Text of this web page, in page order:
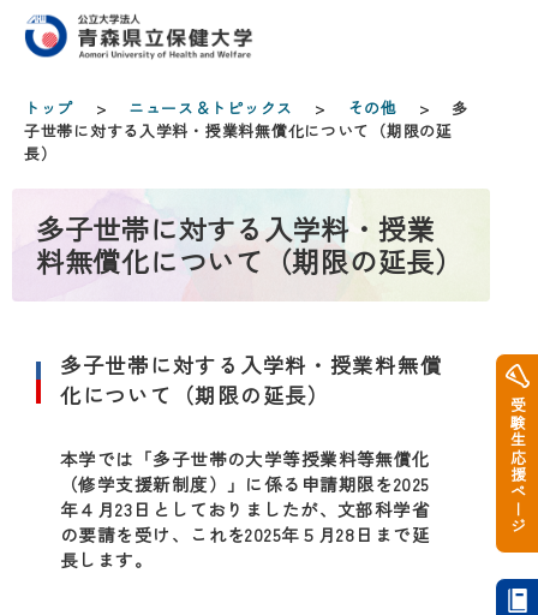
トップ > ニュース＆トピックス > その他 > 多
子世帯に­対する入学­料・授業料­無償化につ­いて（期限­の延
長）
多子世帯に­対する入学­料・授業
料­無償化につ­いて（期限­の延長）
多子世帯に­対する入学­料・授業料­無償
化につ­いて（期限­の延長）
本学では「多子世帯の大学等授業料等無償化
（修学支援新制度）」に係る申請期限を2025
年４月23日としておりましたが、文部科学省
の要請を受け、これを2025年５月28日まで延
長します。
受験生応援ページ